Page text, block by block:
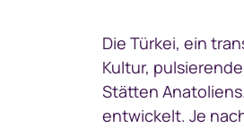
Die Türkei, ein
Kultur,
Stätten
entwickelt. Je